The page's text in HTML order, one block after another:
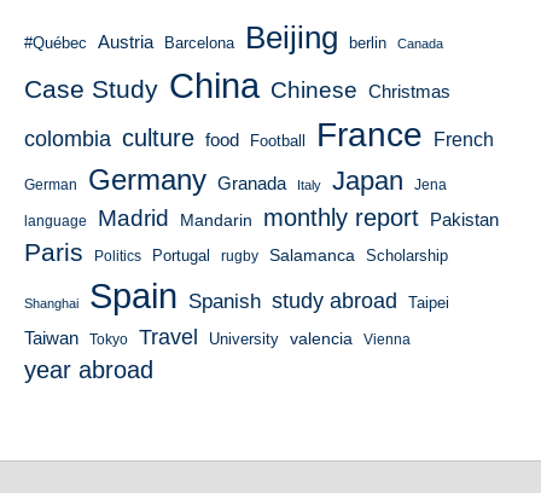
#Québec Austria Barcelona Beijing berlin Canada
Case Study China Chinese Christmas
colombia culture food Football France French
German Germany Granada Italy Japan Jena
language Madrid Mandarin monthly report Pakistan
Paris Politics Portugal rugby Salamanca Scholarship
Shanghai Spain Spanish study abroad Taipei
Taiwan Tokyo Travel University valencia Vienna
year abroad